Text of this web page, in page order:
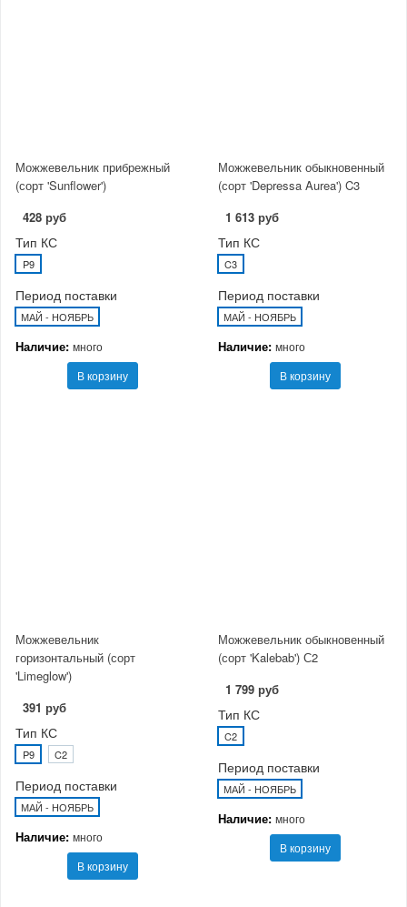
Можжевельник прибрежный
(сорт 'Sunflower')
428 руб
Тип КС
P9
Период поставки
МАЙ - НОЯБРЬ
Наличие: много
В корзину
Можжевельник обыкновенный
(сорт 'Depressa Aurea') C3
1 613 руб
Тип КС
C3
Период поставки
МАЙ - НОЯБРЬ
Наличие: много
В корзину
Можжевельник
горизонтальный (сорт
'Limeglow')
391 руб
Тип КС
P9 C2
Период поставки
МАЙ - НОЯБРЬ
Наличие: много
В корзину
Можжевельник обыкновенный
(сорт 'Kalebab') С2
1 799 руб
Тип КС
C2
Период поставки
МАЙ - НОЯБРЬ
Наличие: много
В корзину